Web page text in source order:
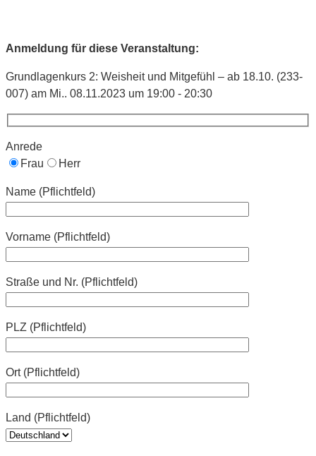
Anmeldung für diese Veranstaltung:
Grundlagenkurs 2: Weisheit und Mitgefühl – ab 18.10. (233-
007) am Mi.. 08.11.2023 um 19:00 - 20:30
Anrede
Frau
Herr
Name (Pflichtfeld)
Vorname (Pflichtfeld)
Straße und Nr. (Pflichtfeld)
PLZ (Pflichtfeld)
Ort (Pflichtfeld)
Land (Pflichtfeld)